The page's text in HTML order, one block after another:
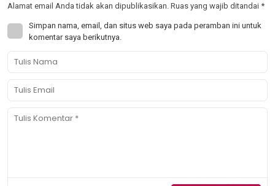
Alamat email Anda tidak akan dipublikasikan. Ruas yang wajib ditandai *
Simpan nama, email, dan situs web saya pada peramban ini untuk
komentar saya berikutnya.